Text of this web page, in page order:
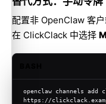
配置非 OpenClaw 客
在 ClickClack 中选择
openclaw channels
https://